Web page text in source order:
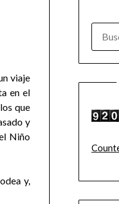
viaje
en el
que
y
Niño
y,